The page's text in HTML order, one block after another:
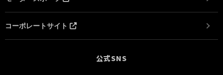
コーポレートサイト
公式SNS